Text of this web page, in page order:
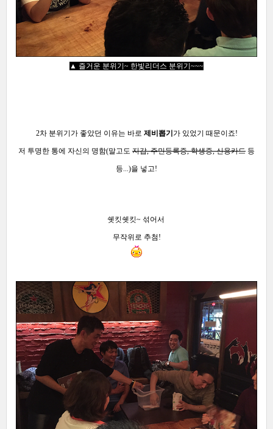
▲ 즐거운 분위기~ 한빛리더스 분위기~~~
2차 분위기가 좋았던 이유는 바로 제비뽑기 가 있었기 때문이죠!
저 투명한 통에 자신의 명함(말고도 지갑, 주민등록증, 학생증, 신용카드 등
등...)을 넣고!
쉣킷쉣킷~ 섞어서
무작위로 추첨!